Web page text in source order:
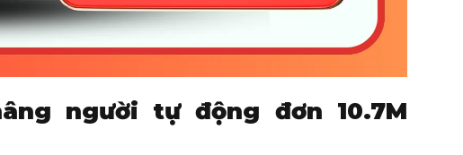
người tự động đơn 10.7M